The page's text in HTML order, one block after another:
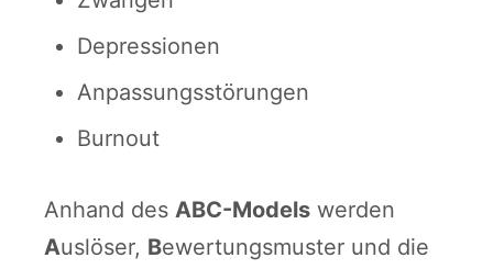
Depressionen
Anpassungsstörungen
Burnout
Anhand des ABC-Models werden
Auslöser, Bewertungsmuster und die